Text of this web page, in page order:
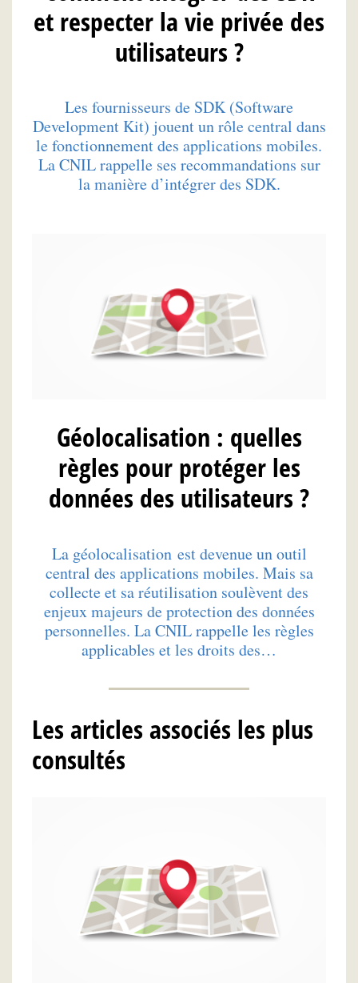
et respecter la vie privée des
utilisateurs ?
Les fournisseurs de SDK (Software
Development Kit) jouent un rôle central dans
le fonctionnement des applications mobiles.
La CNIL rappelle ses recommandations sur
la manière d’intégrer des SDK.
Géolocalisation : quelles
règles pour protéger les
données des utilisateurs ?
La géolocalisation est devenue un outil
central des applications mobiles. Mais sa
collecte et sa réutilisation soulèvent des
enjeux majeurs de protection des données
personnelles. La CNIL rappelle les règles
applicables et les droits des…
Les articles associés les plus
consultés